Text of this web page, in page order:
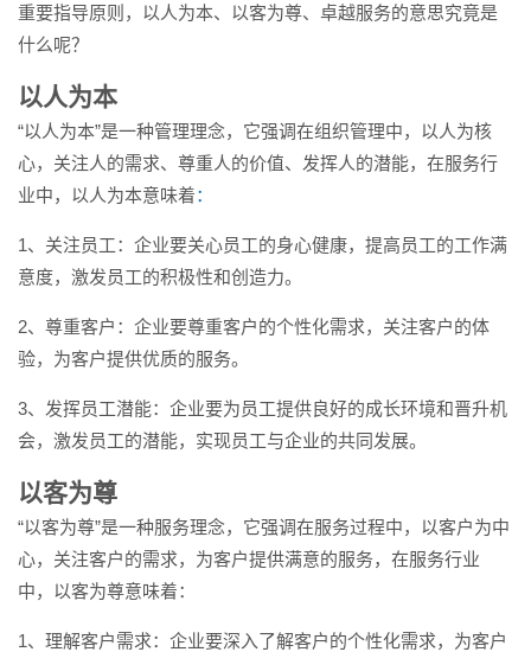
重要指导原则，以人为本、以客为尊、卓越服务的意思究竟是
什么呢？
以人为本
“以人为本”是一种管理理念，它强调在组织管理中，以人为核
心，关注人的需求、尊重人的价值、发挥人的潜能，在服务行
业中，以人为本意味着：
1、关注员工：企业要关心员工的身心健康，提高员工的工作满
意度，激发员工的积极性和创造力。
2、尊重客户：企业要尊重客户的个性化需求，关注客户的体
验，为客户提供优质的服务。
3、发挥员工潜能：企业要为员工提供良好的成长环境和晋升机
会，激发员工的潜能，实现员工与企业的共同发展。
以客为尊
“以客为尊”是一种服务理念，它强调在服务过程中，以客户为中
心，关注客户的需求，为客户提供满意的服务，在服务行业
中，以客为尊意味着：
1、理解客户需求：企业要深入了解客户的个性化需求，为客户